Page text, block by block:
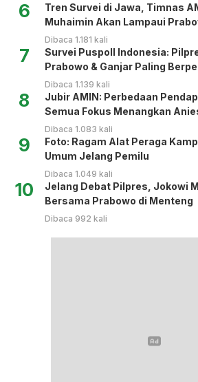
6
Tren Survei di Jawa, Timnas
Muhaimin Akan Lampaui
Dibaca 1.181 kali
7
Survei Puspoll Indonesia:
Prabowo & Ganjar Paling
Dibaca 1.139 kali
8
Jubir AMIN: Perbedaan
Semua Fokus Menangkan
Dibaca 1.083 kali
9
Foto: Ragam Alat Peraga
Umum Jelang Pemilu
Dibaca 1.049 kali
10
Jelang Debat Pilpres, Jokowi
Bersama Prabowo di Menteng
Dibaca 992 kali